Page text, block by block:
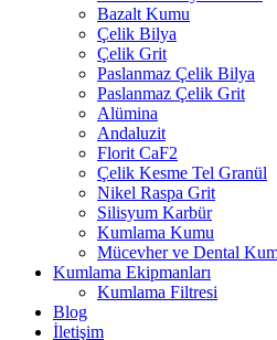
Bazalt Kumu
Çelik Bilya
Çelik Grit
Paslanmaz Çelik Bilya
Paslanmaz Çelik Grit
Alümina
Andaluzit
Florit CaF2
Çelik Kesme Tel Granül
Nikel Raspa Grit
Silisyum Karbür
Kumlama Kumu
Mücevher ve Dental
Kumlama Ekipmanları
Kumlama Filtresi
Blog
İletişim